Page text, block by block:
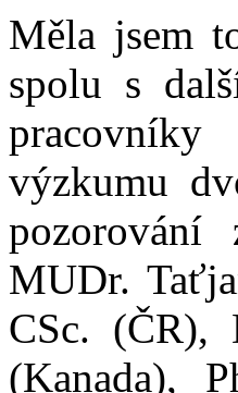
Měla jsem
spolu s
výzkumu
pozorování
MUDr.
CSc. (ČR),
(Kanada),